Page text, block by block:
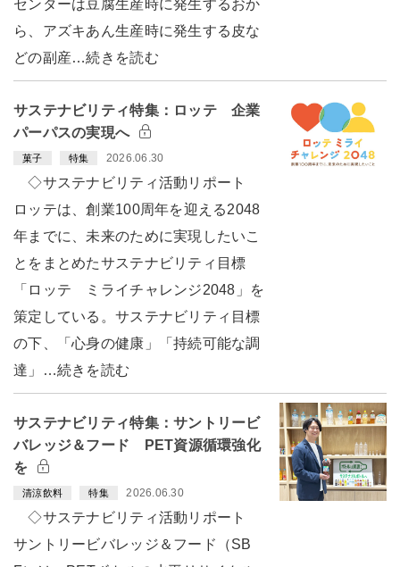
センターは豆腐生産時に発生するおか
ら、アズキあん生産時に発生する皮な
どの副産…続きを読む
サステナビリティ特集：ロッテ 企業
パーパスの実現へ
菓子 特集 2026.06.30
◇サステナビリティ活動リポート
ロッテは、創業100周年を迎える2048
年までに、未来のために実現したいこ
とをまとめたサステナビリティ目標
「ロッテ ミライチャレンジ2048」を
策定している。サステナビリティ目標
の下、「心身の健康」「持続可能な調
達」…続きを読む
サステナビリティ特集：サントリービ
バレッジ＆フード PET資源循環強化
を
清涼飲料 特集 2026.06.30
◇サステナビリティ活動リポート
サントリービバレッジ＆フード（SB